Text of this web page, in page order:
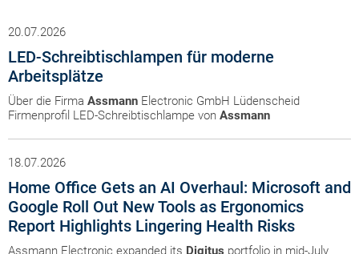
20.07.2026
LED-Schreibtischlampen für moderne
Arbeitsplätze
Über die Firma Assmann Electronic GmbH Lüdenscheid
Firmenprofil LED-Schreibtischlampe von Assmann
18.07.2026
Home Office Gets an AI Overhaul: Microsoft and
Google Roll Out New Tools as Ergonomics
Report Highlights Lingering Health Risks
Assmann Electronic expanded its Digitus portfolio in mid-July